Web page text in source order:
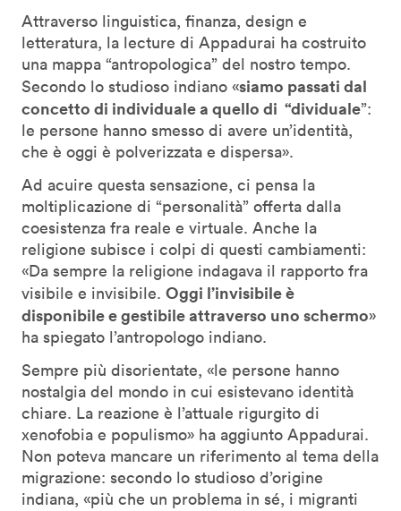
Attraverso linguistica, finanza, design e
letteratura, la lecture di Appadurai ha costruito
una mappa “antropologica” del nostro tempo.
Secondo lo studioso indiano «siamo passati dal
concetto di individuale a quello di “dividuale”:
le persone hanno smesso di avere un’identità,
che è oggi è polverizzata e dispersa».
Ad acuire questa sensazione, ci pensa la
moltiplicazione di “personalità” offerta dalla
coesistenza fra reale e virtuale. Anche la
religione subisce i colpi di questi cambiamenti:
«Da sempre la religione indagava il rapporto fra
visibile e invisibile. Oggi l’invisibile è
disponibile e gestibile attraverso uno schermo»
ha spiegato l’antropologo indiano.
Sempre più disorientate, «le persone hanno
nostalgia del mondo in cui esistevano identità
chiare. La reazione è l’attuale rigurgito di
xenofobia e populismo» ha aggiunto Appadurai.
Non poteva mancare un riferimento al tema della
migrazione: secondo lo studioso d’origine
indiana, «più che un problema in sé, i migranti